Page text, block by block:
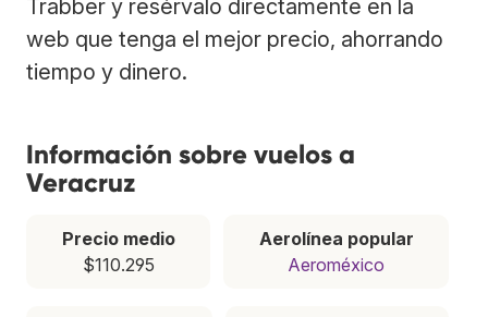
Trabber y resérvalo directamente en la
web que tenga el mejor precio, ahorrando
tiempo y dinero.
Información sobre vuelos a
Veracruz
Precio medio
$110.295
Aerolínea popular
Aeroméxico